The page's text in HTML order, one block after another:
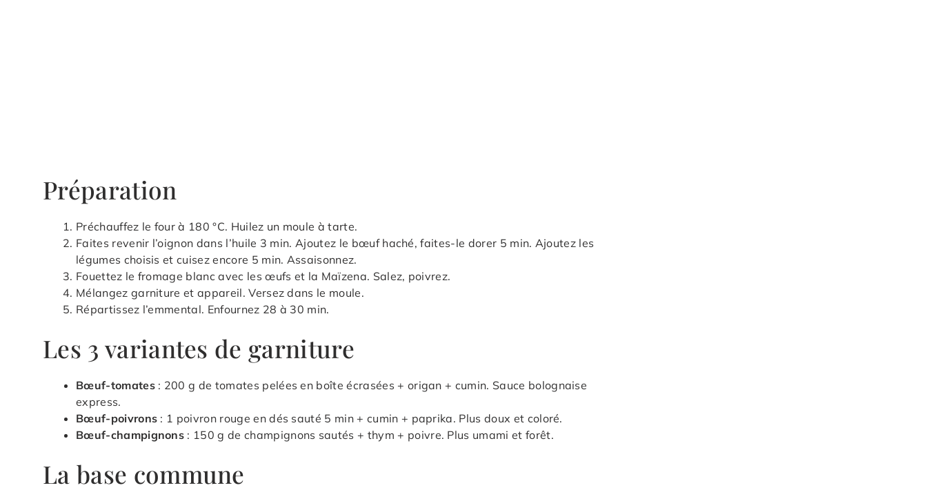
Préparation
Préchauffez le four à 180 °C. Huilez un moule à tarte.
Faites revenir l’oignon dans l’huile 3 min. Ajoutez le bœuf haché, faites-le dorer 5 min. Ajoutez les
légumes choisis et cuisez encore 5 min. Assaisonnez.
Fouettez le fromage blanc avec les œufs et la Maïzena. Salez, poivrez.
Mélangez garniture et appareil. Versez dans le moule.
Répartissez l’emmental. Enfournez 28 à 30 min.
Les 3 variantes de garniture
Bœuf-tomates: 200 g de tomates pelées en boîte écrasées + origan + cumin. Sauce bolognaise
express.
Bœuf-poivrons : 1 poivron rouge en dés sauté 5 min + cumin + paprika. Plus doux et coloré.
Bœuf-champignons : 150 g de champignons sautés + thym + poivre. Plus umami et forêt.
La base commune